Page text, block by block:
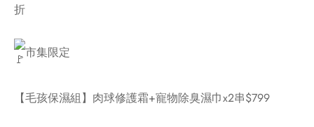
折
市集限定
【毛孩保濕組】肉球修護霜+寵物除臭濕巾x2串$799